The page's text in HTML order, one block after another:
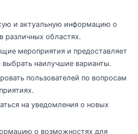
и актуальную информацию о
различных областях.
мероприятия и предоставляет
наилучшие варианты.
пользователей по вопросам
на уведомления о новых
о возможностях для